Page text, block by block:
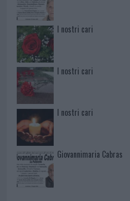
I nostri cari
I nostri cari
I nostri cari
Giovannimaria Cabras